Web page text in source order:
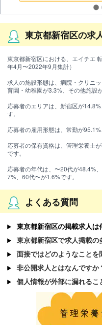
東京都新宿区の求
東京都新宿区における、エイチエ
年4月〜2022年9月集計）
求人の施設形態は、病院・クリニ
育園・幼稚園が3.3%、その他施設
応募者のエリアは、新宿区が
す。
応募者の雇用形態は、常勤が95.1%
応募者の保有資格は、管理栄養士
です。
応募者の年代は、〜20代が48.4%
7%、60代〜が1.6%です。
よくある質問
東京都新宿区の掲載求人は
東京都新宿区で求人掲載の
面接ではどのようなことを
非公開求人とはなんですか
個人情報が外部に漏れるこ